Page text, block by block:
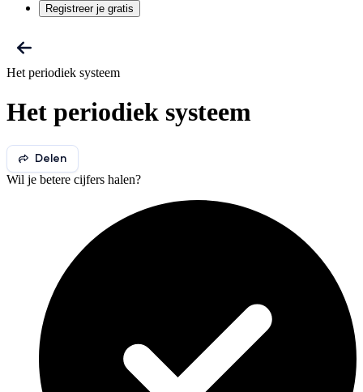
Registreer je gratis
Het periodiek systeem
Het periodiek systeem
Delen
Wil je betere cijfers halen?